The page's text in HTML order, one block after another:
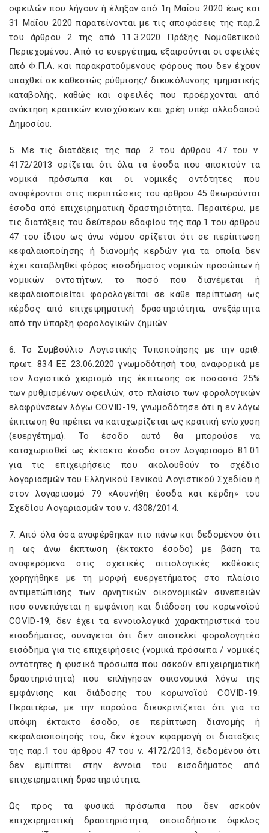
οφειλών που λήγουν ή έληξαν από 1η Μαΐου 2020 έως και
31 Μαΐου 2020 παρατείνονται με τις αποφάσεις της παρ.2
του άρθρου 2 της από 11.3.2020 Πράξης Νομοθετικού
Περιεχομένου. Από το ευεργέτημα, εξαιρούνται οι οφειλές
από Φ.Π.Α. και παρακρατούμενους φόρους που δεν έχουν
υπαχθεί σε καθεστώς ρύθμισης/ διευκόλυνσης τμηματικής
καταβολής, καθώς και οφειλές που προέρχονται από
ανάκτηση κρατικών ενισχύσεων και χρέη υπέρ αλλοδαπού
Δημοσίου.
5. Με τις διατάξεις της παρ. 2 του άρθρου 47 του ν.
4172/2013 ορίζεται ότι όλα τα έσοδα που αποκτούν τα
νομικά πρόσωπα και οι νομικές οντότητες που
αναφέρονται στις περιπτώσεις του άρθρου 45 θεωρούνται
έσοδα από επιχειρηματική δραστηριότητα. Περαιτέρω, με
τις διατάξεις του δεύτερου εδαφίου της παρ.1 του άρθρου
47 του ίδιου ως άνω νόμου ορίζεται ότι σε περίπτωση
κεφαλαιοποίησης ή διανομής κερδών για τα οποία δεν
έχει καταβληθεί φόρος εισοδήματος νομικών προσώπων ή
νομικών οντοτήτων, το ποσό που διανέμεται ή
κεφαλαιοποιείται φορολογείται σε κάθε περίπτωση ως
κέρδος από επιχειρηματική δραστηριότητα, ανεξάρτητα
από την ύπαρξη φορολογικών ζημιών.
6. Το Συμβούλιο Λογιστικής Τυποποίησης με την αριθ.
πρωτ. 834 ΕΞ 23.06.2020 γνωμοδότησή του, αναφορικά με
τον λογιστικό χειρισμό της έκπτωσης σε ποσοστό 25%
των ρυθμισμένων οφειλών, στο πλαίσιο των φορολογικών
ελαφρύνσεων λόγω COVID-19, γνωμοδότησε ότι η εν λόγω
έκπτωση θα πρέπει να καταχωρίζεται ως κρατική ενίσχυση
(ευεργέτημα). Το έσοδο αυτό θα μπορούσε να
καταχωρισθεί ως έκτακτο έσοδο στον λογαριασμό 81.01
για τις επιχειρήσεις που ακολουθούν το σχέδιο
λογαριασμών του Ελληνικού Γενικού Λογιστικού Σχεδίου ή
στον λογαριασμό 79 «Ασυνήθη έσοδα και κέρδη» του
Σχεδίου Λογαριασμών του ν. 4308/2014.
7. Από όλα όσα αναφέρθηκαν πιο πάνω και δεδομένου ότι
η ως άνω έκπτωση (έκτακτο έσοδο) με βάση τα
αναφερόμενα στις σχετικές αιτιολογικές εκθέσεις
χορηγήθηκε με τη μορφή ευεργετήματος στο πλαίσιο
αντιμετώπισης των αρνητικών οικονομικών συνεπειών
που συνεπάγεται η εμφάνιση και διάδοση του κορωνοϊού
COVID-19, δεν έχει τα εννοιολογικά χαρακτηριστικά του
εισοδήματος, συνάγεται ότι δεν αποτελεί φορολογητέο
εισόδημα για τις επιχειρήσεις (νομικά πρόσωπα / νομικές
οντότητες ή φυσικά πρόσωπα που ασκούν επιχειρηματική
δραστηριότητα) που επλήγησαν οικονομικά λόγω της
εμφάνισης και διάδοσης του κορωνοϊού COVID-19.
Περαιτέρω, με την παρούσα διευκρινίζεται ότι για το
υπόψη έκτακτο έσοδο, σε περίπτωση διανομής ή
κεφαλαιοποίησής του, δεν έχουν εφαρμογή οι διατάξεις
της παρ.1 του άρθρου 47 του ν. 4172/2013, δεδομένου ότι
δεν εμπίπτει στην έννοια του εισοδήματος από
επιχειρηματική δραστηριότητα.
Ως προς τα φυσικά πρόσωπα που δεν ασκούν
επιχειρηματική δραστηριότητα, οποιοδήποτε όφελος